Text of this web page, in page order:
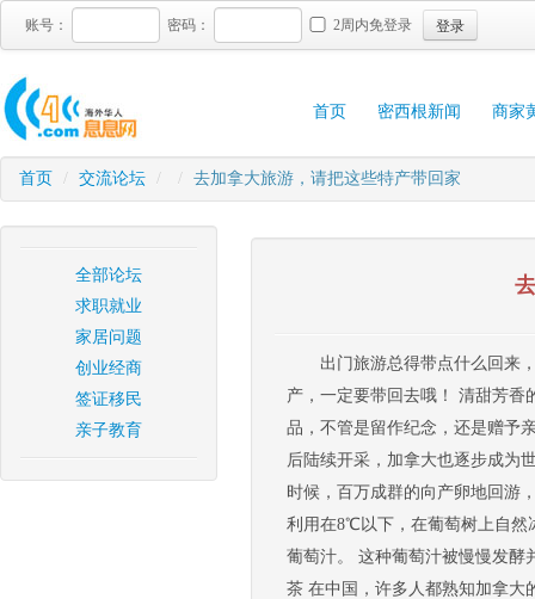
账号： 密码： 2周内免登录 登录
首页 密西根新闻 商家
首页 / 交流论坛 / / 去加拿大旅游，请把这些特产带回家
全部论坛
求职就业
家居问题
创业经商
签证移民
亲子教育
出门旅游总得带点什么回来
产，一定要带回去哦！ 清甜芳香
品，不管是留作纪念，还是赠予
后陆续开采，加拿大也逐步成为
时候，百万成群的向产卵地回游
利用在8℃以下，在葡萄树上自然
葡萄汁。 这种葡萄汁被慢慢发
茶 在中国，许多人都熟知加拿大